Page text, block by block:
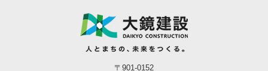
〒901-0152